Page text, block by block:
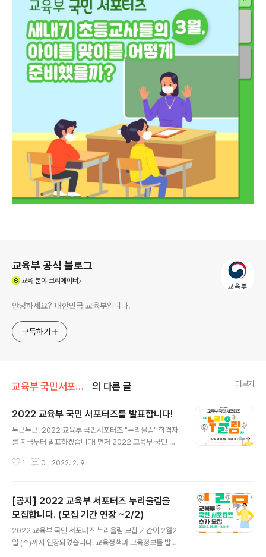
교육부 공식 블로그
교육분야 크리에이터
안녕하세요? 대한민국 교육부입니다.
구독하기
교육부 국민서포터즈 의 다른 글 더보기
2022 교육부 국민 서포터즈를 발표합니다!
두근두근! 2022 교육부 국민서포터즈 "누리울림" 합격자
를 지금부터 발표하겠습니다! 먼저 2022 교육부 국민 서
감사의 인사를 드립니다. 넘치는 열정과 뛰어난 능력을 가
니다! 2022년 교육부와 함께 할 국민 서포터즈분들의 합
격을 진심으로 축하드립니다!! 그럼 지금 바로 국민 서포터
즈 '누리울림' 합격자를 발표하겠습니다.
1 0 2022. 2. 9.
[공지] 2022 교육부 서포터즈 누리울림을
모집합니다. (모집 기간 연장 ~2/2)
2022 교육부 국민 서포터즈 누리울림 모집 기간이 2월2
일 (수)까지 연장되었습니다! 교육정책과 교육정보를 발빠